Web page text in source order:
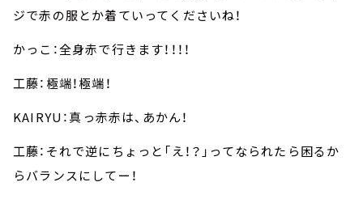
ジで赤の服とか着ていってくださいね！
かっこ：全身赤で行きます！！！！
工藤：極端！極端！
KAIRYU：真っ赤赤は、あかん！
工藤：それで逆にちょっと「え！？」ってなられたら困るか
らバランスにしてー！